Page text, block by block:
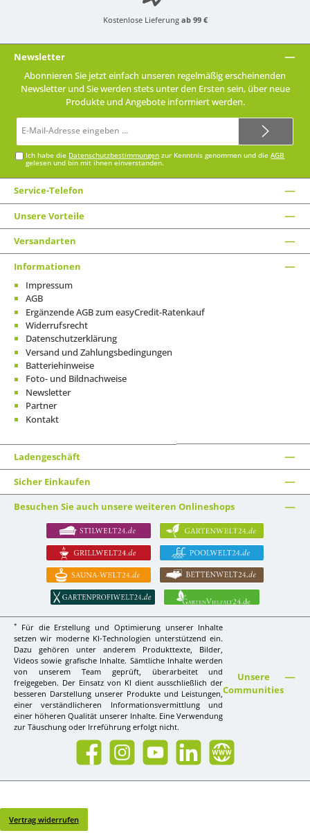
Kostenlose Lieferung ab 99 €
Newsletter
Abonnieren Sie jetzt einfach unseren regelmäßig erscheinenden
Newsletter und Sie werden stets unter den Ersten sein, über neue
Produkte und Angebote informiert werden.
Mail-
Ich habe die Datenschutzbestimmungen zur Kenntnis genommen und dieAGB
gelesen und bin mit ihnen einverstanden.
Service-Telefon
Unsere Vorteile
Versandarten
Informationen
Impressum
AGB
Ergänzende AGB zum easyCredit-Ratenkauf
Widerrufsrecht
Datenschutzerklärung
Versand und Zahlungsbedingungen
Batteriehinweise
Foto- und Bildnachweise
Newsletter
Partner
Kontakt
Ladengeschäft
Sicher Einkaufen
Besuchen Sie auch unsere weiteren Onlineshops
*
Für die Erstellung und Optimierung unserer Inhalte
setzen wir moderne KI-Technologien unterstützend ein.
Dazu gehören unter anderem Produkttexte, Bilder,
Videos sowie grafische Inhalte. Sämtliche Inhalte werden
von unserem Team geprüft, überarbeitet und
freigegeben. Der Einsatz von KI dient ausschließlich der
besseren Darstellung unserer Produkte und Leistungen,
einer verständlicheren Informationsvermittlung und
einer höheren Qualität unserer Inhalte. Eine Verwendung
zur Täuschung oder Irreführung erfolgt nicht.
Unsere
Communities
Facebook InstagramYouTube LinkedIn Website
Vertrag widerrufen